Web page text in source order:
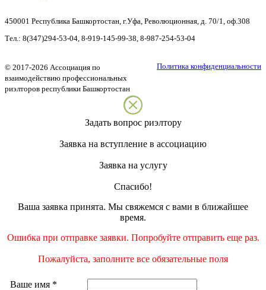
450001 Республика Башкортостан г.Уфа Революционная, д. 70/1, оф.308
Тел.: 8(347)294-53-04 8-919-145-99-38 8-987-254-53-04
Политика конфиденциальности
© 2017-2026 Ассоциация по
взаимодействию профессиональных
риэлторов республики Башкортостан
Задать вопрос риэлтору
Заявка на вступление в ассоциацию
Заявка на услугу
Спасибо!
Ваша заявка принята. Мы свяжемся с вами в ближайшее
время.
Ошибка при отправке заявки. Попробуйте отправить еще раз.
Пожалуйста, заполните все обязательные поля
Ваше имя *